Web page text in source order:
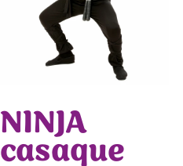
NINJA
casaque